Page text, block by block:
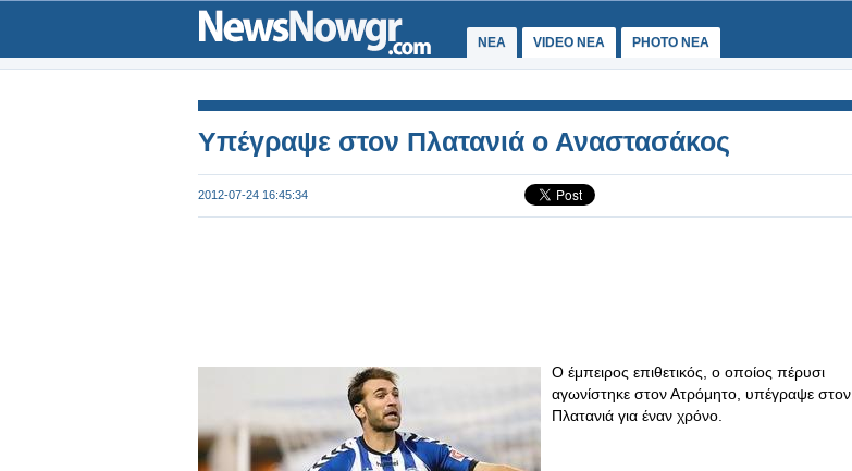
ΝΕΑ VIDEO NEA PHOTO NEA
Υπέγραψε στον Πλατανιά ο Αναστασάκος
2012-07-24 16:45:34
Ο έμπειρος επιθετικός, ο οποίος πέρυσι
αγωνίστηκε στον Ατρόμητο, υπέγραψε στον
Πλατανιά για έναν χρόνο.